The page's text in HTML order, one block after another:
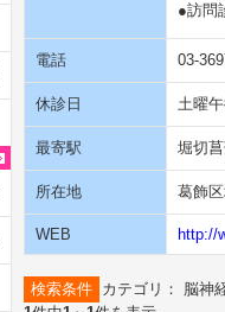
●訪問
電話 03-
休診日 土曜
最寄駅 堀切
所在地 葛飾
WEB http://
検索条件 カテゴリ： 脳神